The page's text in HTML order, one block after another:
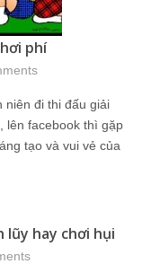
phí
niên đi thi đấu giải
lên facebook thì gặp
tạo và vui vẻ của
lũy hay chơi hụi